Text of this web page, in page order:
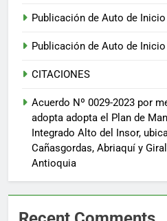
Publicación de Auto de
Publicación de Auto de
CITACIONES
Acuerdo Nº 0029-2023 por
adopta adopta el Plan de
Integrado Alto del Insor,
Cañasgordas, Abriaquí y
Antioquia